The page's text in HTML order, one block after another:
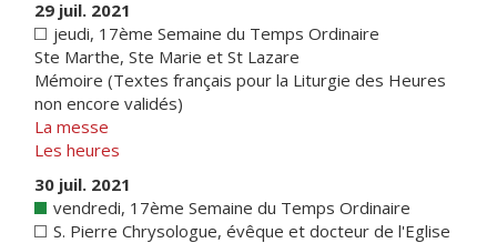
29 juil. 2021
jeudi, 17ème Semaine du Temps Ordinaire
Ste Marthe, Ste Marie et St Lazare
Mémoire (Textes français pour la Liturgie des Heures
non encore validés)
La messe
Les heures
30 juil. 2021
vendredi, 17ème Semaine du Temps Ordinaire
S. Pierre Chrysologue, évêque et docteur de l'Eglise